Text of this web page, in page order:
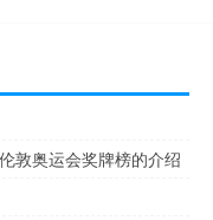
敦奥运会奖牌榜的介绍